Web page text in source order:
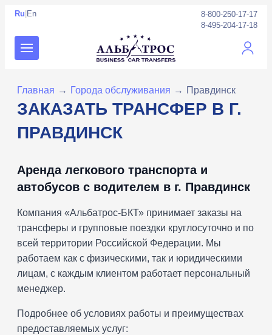
Ru En
8-800-250-17-17
8-495-204-17-18
Главная → Города обслуживания → Правдинск
ЗАКАЗАТЬ ТРАНСФЕР В Г.
ПРАВДИНСК
Аренда легкового транспорта и
автобусов с водителем в г. Правдинск
Компания «Альбатрос-БКТ» принимает заказы на
трансферы и групповые поездки круглосуточно и по
всей территории Российской Федерации. Мы
работаем как с физическими, так и юридическими
лицам, с каждым клиентом работает персональный
менеджер.
Подробнее об условиях работы и преимуществах
предоставляемых услуг: